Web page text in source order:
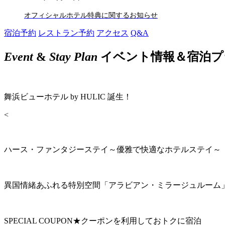
オフィシャルホテル特典に関するお知らせ
宿泊予約 レストラン予約 アクセス Q&A
Event& Stay Plan イベント情報＆宿泊
舞浜ビューホテル by HULIC 誕生！
<
ハース・ファンタジーステイ～優雅で快適なホテルステイ～
異国情緒あふれる特別空間「アラビアン・ミラージュルーム
SPECIAL COUPON★クーポンを利用しておトクに宿泊